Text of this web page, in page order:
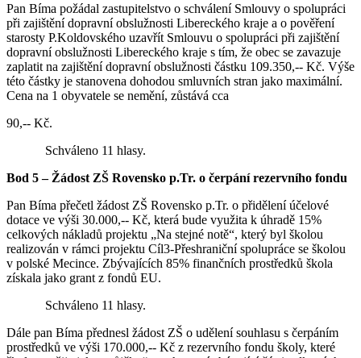
Pan Bíma požádal zastupitelstvo o schválení Smlouvy o spolupráci
při zajištění dopravní obslužnosti Libereckého kraje a o pověření
starosty P.Koldovského uzavřít Smlouvu o spolupráci při zajištění
dopravní obslužnosti Libereckého kraje s tím, že obec se zavazuje
zaplatit na zajištění dopravní obslužnosti částku 109.350,-- Kč. Výše
této částky je stanovena dohodou smluvních stran jako maximální.
Cena na 1 obyvatele se nemění, zůstává cca
90,-- Kč.
Schváleno 11 hlasy.
Bod 5 – Žádost ZŠ Rovensko p.Tr. o čerpání rezervního fondu
Pan Bíma přečetl žádost ZŠ Rovensko p.Tr. o přidělení účelové
dotace ve výši 30.000,-- Kč, která bude využita k úhradě 15%
celkových nákladů projektu „Na stejné notě“, který byl školou
realizován v rámci projektu Cíl3-Přeshraniční spolupráce se školou
v polské Mecince. Zbývajících 85% finančních prostředků škola
získala jako grant z fondů EU.
Schváleno 11 hlasy.
Dále pan Bíma přednesl žádost ZŠ o udělení souhlasu s čerpáním
prostředků ve výši 170.000,-- Kč z rezervního fondu školy, které